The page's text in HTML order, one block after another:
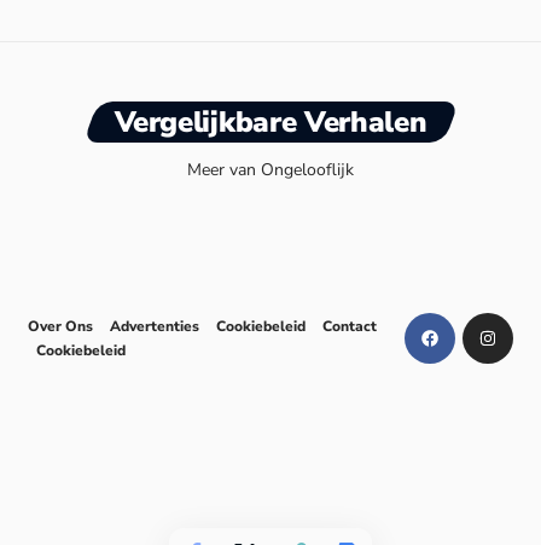
Vergelijkbare Verhalen
Meer van Ongelooflijk
Over Ons Advertenties Cookiebeleid
Contact
Cookiebeleid